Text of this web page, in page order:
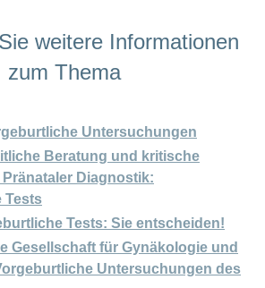
weitere Informationen
zum Thema
Untersuchungen
Beratung und kritische
Pränataler Diagnostik:
Tests
Tests: Sie entscheiden!
Gesellschaft für Gynäkologie und
Untersuchungen des